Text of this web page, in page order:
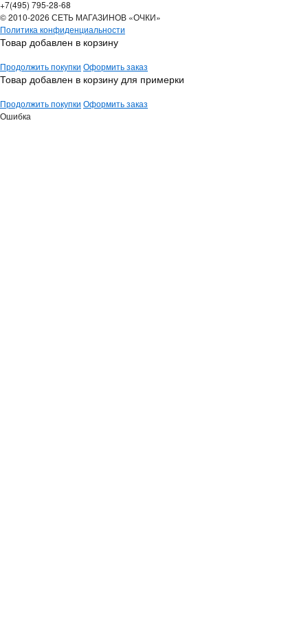
+7(495) 795-28-68
© 2010-2026 СЕТЬ МАГАЗИНОВ «ОЧКИ»
Политика конфиденциальности
Товар добавлен в корзину
Продолжить покупки Оформить заказ
Товар добавлен в корзину для примерки
Продолжить покупки Оформить заказ
Ошибка